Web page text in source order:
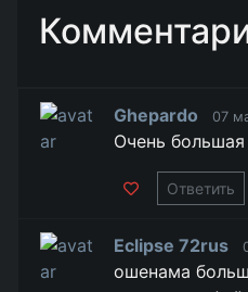
Ghepardo 07
Очень
Ответить
Eclipse 72rus
ошенама